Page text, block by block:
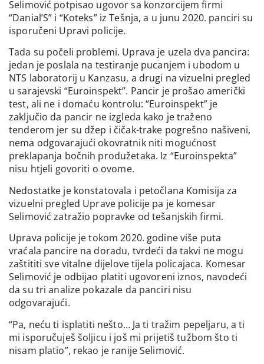
Selimović potpisao ugovor sa konzorcijem firmi
“Danial’S” i “Koteks” iz Tešnja, a u junu 2020. panciri su
isporučeni Upravi policije.
Tada su počeli problemi. Uprava je uzela dva pancira:
jedan je poslala na testiranje pucanjem i ubodom u
NTS laboratorij u Kanzasu, a drugi na vizuelni pregled
u sarajevski “Euroinspekt”. Pancir je prošao američki
test, ali ne i domaću kontrolu: “Euroinspekt” je
zaključio da pancir ne izgleda kako je traženo
tenderom jer su džep i čičak-trake pogrešno našiveni,
nema odgovarajući okovratnik niti mogućnost
preklapanja bočnih produžetaka. Iz “Euroinspekta”
nisu htjeli govoriti o ovome.
Nedostatke je konstatovala i petočlana Komisija za
vizuelni pregled Uprave policije pa je komesar
Selimović zatražio popravke od tešanjskih firmi.
Uprava policije je tokom 2020. godine više puta
vraćala pancire na doradu, tvrdeći da takvi ne mogu
zaštititi sve vitalne dijelove tijela policajaca. Komesar
Selimović je odbijao platiti ugovoreni iznos, navodeći
da su tri analize pokazale da panciri nisu
odgovarajući.
“Pa, neću ti isplatiti nešto… Ja ti tražim pepeljaru, a ti
mi isporučuješ šoljicu i još mi prijetiš tužbom što ti
nisam platio”, rekao je ranije Selimović.